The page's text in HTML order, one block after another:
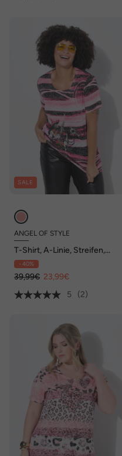
SALE
ANGEL OF STYLE
T-Shirt, A-Linie, Streifen,
Cowboy-Motiv
- 40%
39,99€ 23,99€
5
(2)